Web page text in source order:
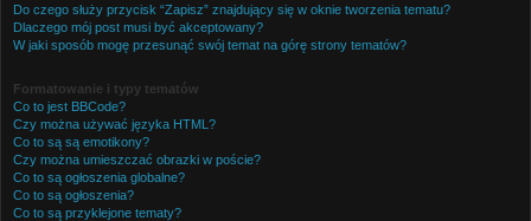
Do czego służy przycisk “Zapisz” znajdujący się w oknie tworzenia tematu?
Dlaczego mój post musi być akceptowany?
W jaki sposób mogę przesunąć swój temat na górę strony tematów?
Formatowanie i typy tematów
Co to jest BBCode?
Czy można używać języka HTML?
Co to są są emotikony?
Czy można umieszczać obrazki w poście?
Co to są ogłoszenia globalne?
Co to są ogłoszenia?
Co to są przyklejone tematy?